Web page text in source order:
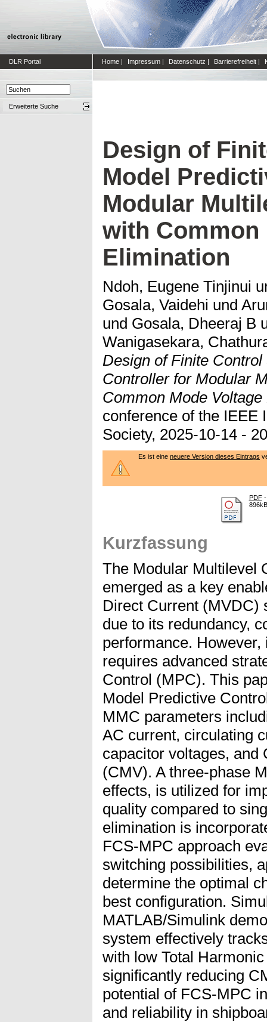
DLR Portal Home | Impressum | Datenschutz | Barrierefreiheit |
Erweiterte Suche
Design of
Model
Modular
with Common
Elimination
Ndoh, Eugene Tinjinui
Gosala, Vaidehi und
und Gosala, Dheeraj B
Wanigasekara,
Design of Finite
Controller for Modular
Common Mode
conference of the IEEE
Society, 2025-10-14 -
Es ist eine neuere Version dieses Eintrags
PDF-
896kB
Kurzfassung
The Modular Multilevel
emerged as a key
Direct Current (MVDC)
due to its redundancy,
performance.
requires advanced
Control (MPC). This
Model Predictive
MMC parameters
AC current, circulating
capacitor voltages, and
(CMV). A three-phase
effects, is utilized for
quality compared to
elimination is
FCS-MPC approach
switching possibilities,
determine the optimal
best configuration.
MATLAB/Simulink
system effectively
with low Total
significantly reducing
potential of FCS-MPC
and reliability in